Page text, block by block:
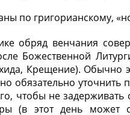
по григорианскому,
обряд венчания
Божественной
Крещение). Обычно
обязательно
чтобы не
(в этот день может